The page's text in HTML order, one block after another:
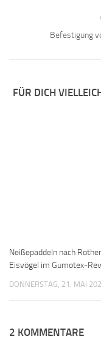
Befestigung
FÜR DICH
Neißepaddeln nach
Eisvögel im Gumotex-
DONNERSTAG, 21. MAI
2 KOMMENTARE